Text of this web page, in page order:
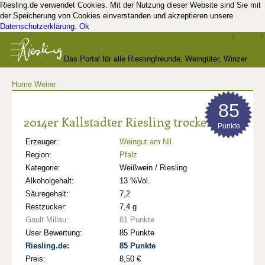
Riesling.de verwendet Cookies. Mit der Nutzung dieser Website sind Sie mit
der Speicherung von Cookies einverstanden und akzeptieren unsere
Datenschutzerklärung. Ok
Das Portal für alle Rieslingfreunde, Weingüter, Winzer
Home Weine
2014er Kallstadter Riesling trocken
Erzeuger:
Weingut am Nil
Region:
Pfalz
Kategorie:
Weißwein / Riesling
Alkoholgehalt:
13 %Vol.
Säuregehalt:
7,2
Restzucker:
7,4 g
Gault Millau:
81 Punkte
User Bewertung:
85 Punkte
Riesling.de:
85 Punkte
Preis:
8,50 €
85
Punkte